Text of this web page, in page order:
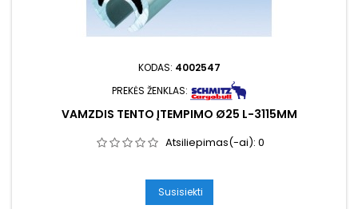
KODAS: 4002547
PREKĖS ŽENKLAS:
VAMZDIS TENTO ĮTEMPIMO Ø25 L-3115MM
Atsiliepimas(-ai): 0
Susisiekti